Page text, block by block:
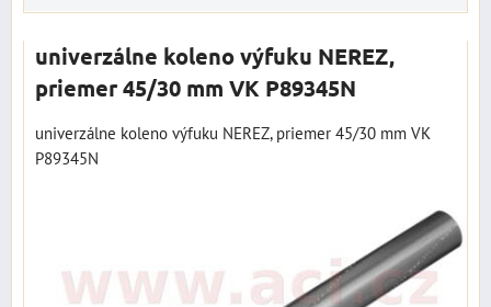
univerzálne koleno výfuku NEREZ,
priemer 45/30 mm VK P89345N
univerzálne koleno výfuku NEREZ, priemer 45/30 mm VK
P89345N